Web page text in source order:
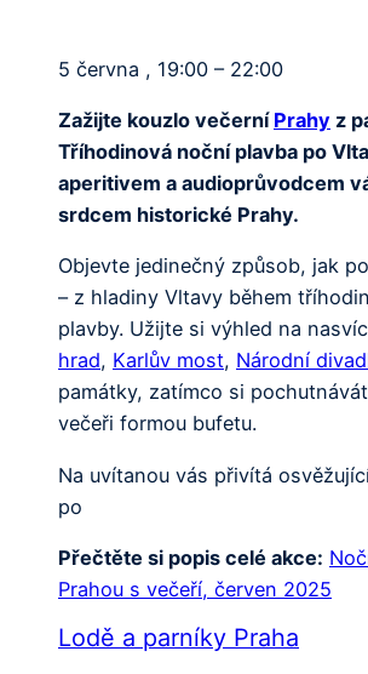
5 června , 19:00 – 22:00
Zažijte kouzlo večerní Prahy z
Tříhodinová noční plavba po
aperitivem a audioprůvodcem
srdcem historické Prahy.
Objevte jedinečný způsob, jak
– z hladiny Vltavy během
plavby. Užijte si výhled na
hrad, Karlův most, Národní
památky, zatímco si
večeři formou bufetu.
Na uvítanou vás přivítá
po
Přečtěte si popis celé akce:
Prahou s večeří, červen 2025
Lodě a parníky Praha